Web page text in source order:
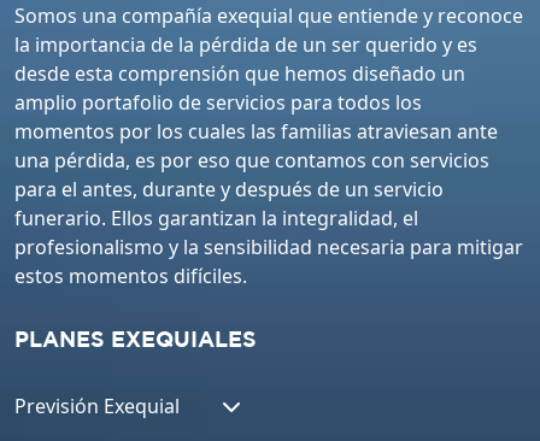
Somos una compañía exequial que entiende y reconoce
la importancia de la pérdida de un ser querido y es
desde esta comprensión que hemos diseñado un
amplio portafolio de servicios para todos los
momentos por los cuales las familias atraviesan ante
una pérdida, es por eso que contamos con servicios
para el antes, durante y después de un servicio
funerario. Ellos garantizan la integralidad, el
profesionalismo y la sensibilidad necesaria para mitigar
estos momentos difíciles.
PLANES EXEQUIALES
Previsión Exequial